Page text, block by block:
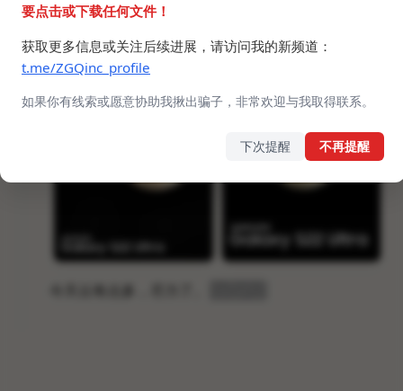
要点击或下载任何文件！
获取更多信息或关注后续进展，请访问我的新频道：
t.me/ZGQinc_profile
如果你有线索或愿意协助我揪出骗子，非常欢迎与我取得联系。
下次提醒 不再提醒